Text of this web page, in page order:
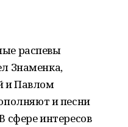
распевы
Знаменка,
и Павлом
и песни
интересов